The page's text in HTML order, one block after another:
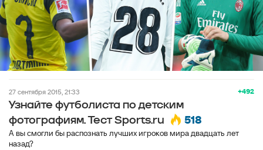
+492
27 сентября 2015, 21:33
Узнайте футболиста по детским
фотографиям. Тест Sports.ru
518
А вы смогли бы распознать лучших игроков мира двадцать лет
назад?